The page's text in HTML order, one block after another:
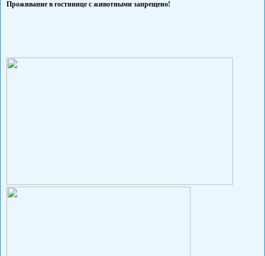
Проживание в гостинице с животными запрещено!